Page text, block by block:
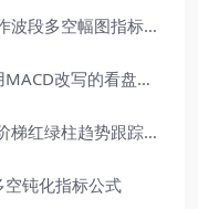
文华期货量价趋势主图-预警操作波段多空幅图指标公式
趋势柱红绿一眼定多空，这个用MACD改写的看盘指标，把顶底信号可视化后简单多了
文华财经wh6波段多空主副图-阶梯红绿柱趋势跟踪指标公式
钝化指标公式